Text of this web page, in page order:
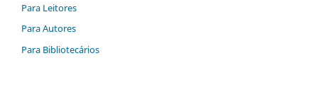
Para Leitores
Para Autores
Para Bibliotecários